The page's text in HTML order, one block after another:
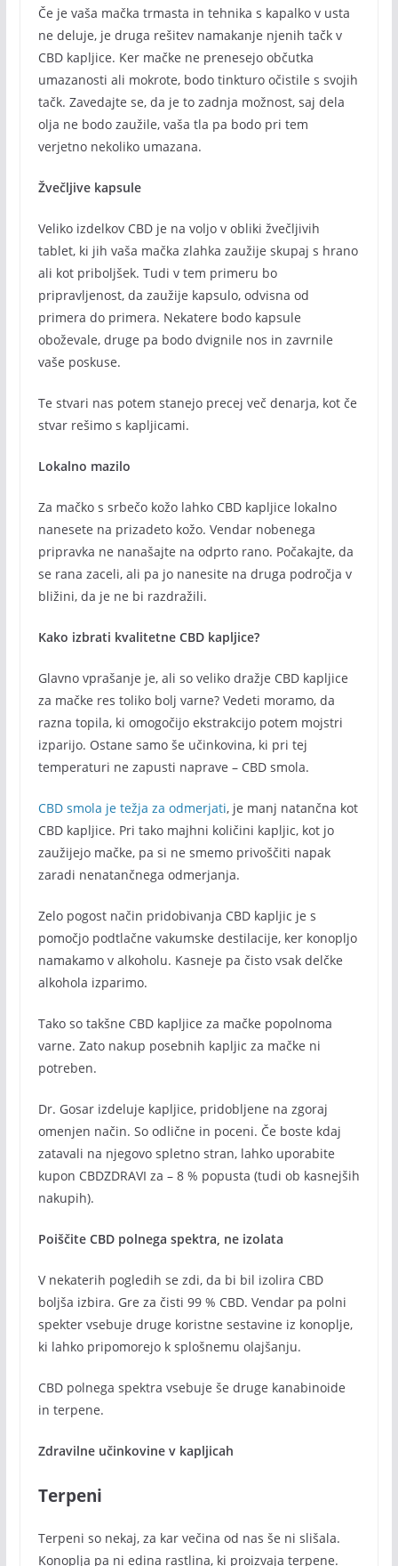
Če je vaša mačka trmasta in tehnika s kapalko v usta
ne deluje, je druga rešitev namakanje njenih tačk v
CBD kapljice. Ker mačke ne prenesejo občutka
umazanosti ali mokrote, bodo tinkturo očistile s svojih
tačk. Zavedajte se, da je to zadnja možnost, saj dela
olja ne bodo zaužile, vaša tla pa bodo pri tem
verjetno nekoliko umazana.
Žvečljive kapsule
Veliko izdelkov CBD je na voljo v obliki žvečljivih
tablet, ki jih vaša mačka zlahka zaužije skupaj s hrano
ali kot priboljšek. Tudi v tem primeru bo
pripravljenost, da zaužije kapsulo, odvisna od
primera do primera. Nekatere bodo kapsule
oboževale, druge pa bodo dvignile nos in zavrnile
vaše poskuse.
Te stvari nas potem stanejo precej več denarja, kot če
stvar rešimo s kapljicami.
Lokalno mazilo
Za mačko s srbečo kožo lahko CBD kapljice lokalno
nanesete na prizadeto kožo. Vendar nobenega
pripravka ne nanašajte na odprto rano. Počakajte, da
se rana zaceli, ali pa jo nanesite na druga področja v
bližini, da je ne bi razdražili.
Kako izbrati kvalitetne CBD kapljice?
Glavno vprašanje je, ali so veliko dražje CBD kapljice
za mačke res toliko bolj varne? Vedeti moramo, da
razna topila, ki omogočijo ekstrakcijo potem mojstri
izparijo. Ostane samo še učinkovina, ki pri tej
temperaturi ne zapusti naprave – CBD smola.
CBD smola je težja za odmerjati, je manj natančna kot
CBD kapljice. Pri tako majhni količini kapljic, kot jo
zaužijejo mačke, pa si ne smemo privoščiti napak
zaradi nenatančnega odmerjanja.
Zelo pogost način pridobivanja CBD kapljic je s
pomočjo podtlačne vakumske destilacije, ker konopljo
namakamo v alkoholu. Kasneje pa čisto vsak delčke
alkohola izparimo.
Tako so takšne CBD kapljice za mačke popolnoma
varne. Zato nakup posebnih kapljic za mačke ni
potreben.
Dr. Gosar izdeluje kapljice, pridobljene na zgoraj
omenjen način. So odlične in poceni. Če boste kdaj
zatavali na njegovo spletno stran, lahko uporabite
kupon CBDZDRAVI za – 8 % popusta (tudi ob kasnejših
nakupih).
Poiščite CBD polnega spektra, ne izolata
V nekaterih pogledih se zdi, da bi bil izolira CBD
boljša izbira. Gre za čisti 99 % CBD. Vendar pa polni
spekter vsebuje druge koristne sestavine iz konoplje,
ki lahko pripomorejo k splošnemu olajšanju.
CBD polnega spektra vsebuje še druge kanabinoide
in terpene.
Zdravilne učinkovine v kapljicah
Terpeni
Terpeni so nekaj, za kar večina od nas še ni slišala.
Konoplja pa ni edina rastlina, ki proizvaja terpene.